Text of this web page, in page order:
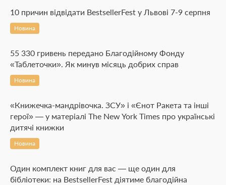
10 причин відвідати BestsellerFest у Львові 7-9 серпня
Новина
55 330 гривень передано Благодійному Фонду
«Таблеточки». Як минув місяць добрих справ
Новина
«Книжечка-мандрівочка. ЗСУ» і «Єнот Ракета та інші
герої» — у матеріалі The New York Times про українські
дитячі книжки
Новина
Один комплект книг для вас — ще один для
бібліотеки: на BestsellerFest діятиме благодійна